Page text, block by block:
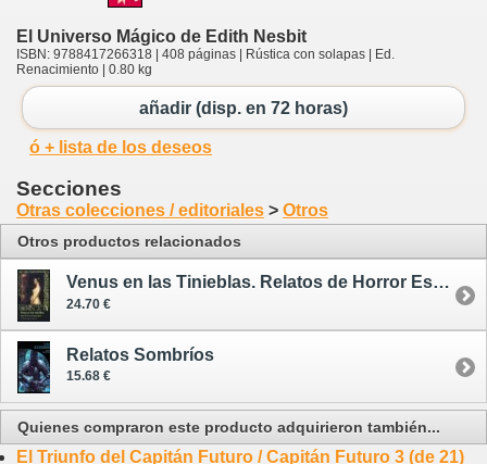
El Universo Mágico de Edith Nesbit
ISBN: 9788417266318 | 408 páginas | Rústica con solapas | Ed.
Renacimiento | 0.80 kg
añadir (disp. en 72 horas)
ó + lista de los deseos
Secciones
Otras colecciones / editoriales > Otros
Otros productos relacionados
Venus en las Tinieblas. Relatos de Horror Escritos por Mujeres - tapa dura
24.70 €
Relatos Sombríos
15.68 €
Quienes compraron este producto adquirieron también...
El Triunfo del Capitán Futuro / Capitán Futuro 3 (de 21)